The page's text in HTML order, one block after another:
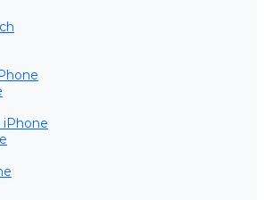
iPhone